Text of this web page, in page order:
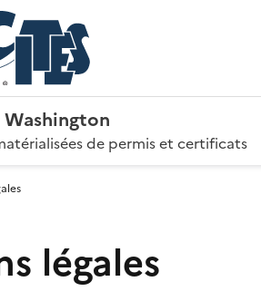
de permis et certificats
légales